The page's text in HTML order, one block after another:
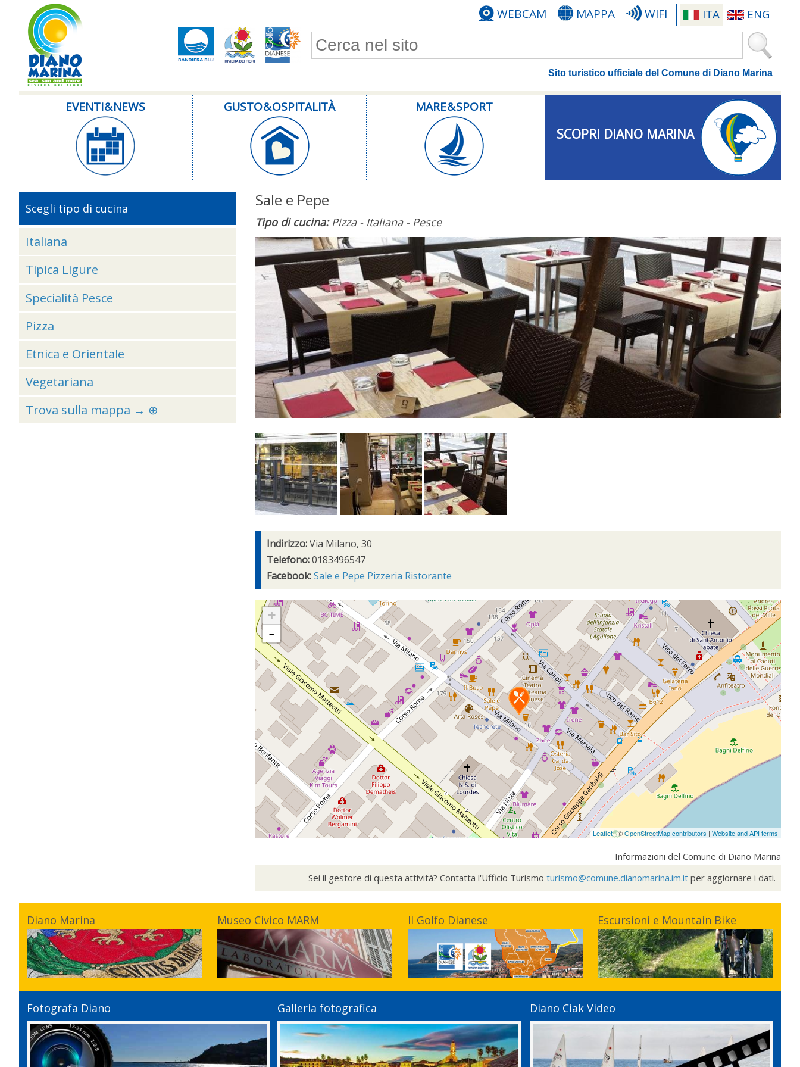
ITA ENG
WEBCAM MAPPA WIFI
Form di ricerca
Sito turistico ufficiale del Comune di Diano Marina
EVENTI & NEWS GUSTO & OSPITALITÀ MARE & SPORT
SCOPRI DIANO MARINA
Sale e Pepe
Tipo di cucina: Pizza - Italiana - Pesce
Indirizzo:Via Milano, 30
Telefono:0183496547
Facebook:Sale e Pepe Pizzeria Ristorante
+
-
Leaflet| ©OpenStreetMap contributors | Website and API terms
Informazioni del Comune di Diano Marina
Sei il gestore di questa attività? Contatta l'Ufficio Turismoturismo@comune.dianomarina.im.it per aggiornare i dati.
Scegli tipo di cucina
Italiana
Tipica Ligure
Specialità Pesce
Pizza
Etnica e Orientale
Vegetariana
Trova sulla mappa → ⊕
Diano Marina Museo Civico MARM Il Golfo Dianese Escursioni e Mountain Bike
Fotografa Diano Galleria fotografica Diano Ciak Video